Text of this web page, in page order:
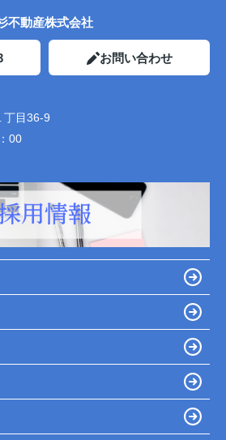
不動産株式会社
お問い合わせ
丁目36-9
00